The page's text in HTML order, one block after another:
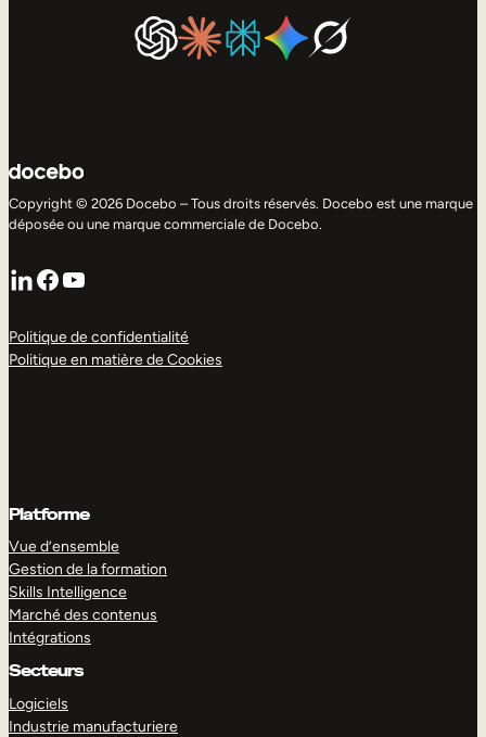
Copyright © 2026 Docebo – Tous droits réservés. Docebo est une marque
déposée ou une marque commerciale de Docebo.
LinkedIn
Facebook
YouTube
Politique de confidentialité
Politique en matière de Cookies
Platforme
Vue d’ensemble
Gestion de la formation
Skills Intelligence
Marché des contenus
Intégrations
Secteurs
Logiciels
Industrie manufacturiere